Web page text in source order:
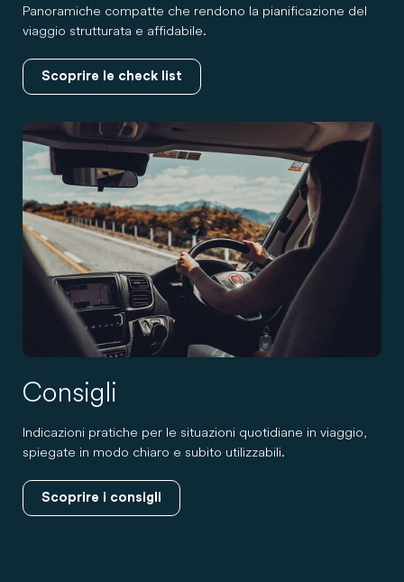
Panoramiche compatte che rendono la pianificazione del
viaggio strutturata e affidabile.
Scoprire le check list
Consigli
Indicazioni pratiche per le situazioni quotidiane in viaggio,
spiegate in modo chiaro e subito utilizzabili.
Scoprire i consigli